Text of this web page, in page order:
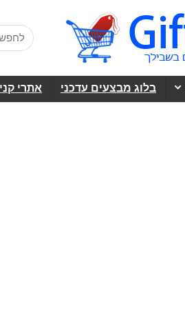
בלוג מבצעים עדכני אתרי